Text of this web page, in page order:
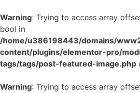
Warning: Trying to access array
bool in
/home/u386198443/domains/
content/plugins/elementor-pro/
tags/tags/post-featured-image.php
Warning: Trying to access array